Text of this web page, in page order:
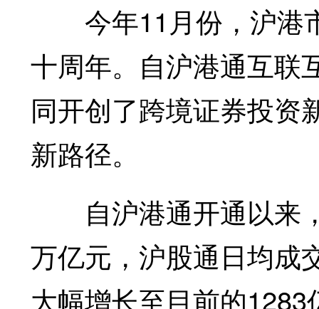
今年11月份，沪港
十周年。自沪港通互联
同开创了跨境证券投资
新路径。
自沪港通开通以来
万亿元，沪股通日均成
大幅增长至目前的1283